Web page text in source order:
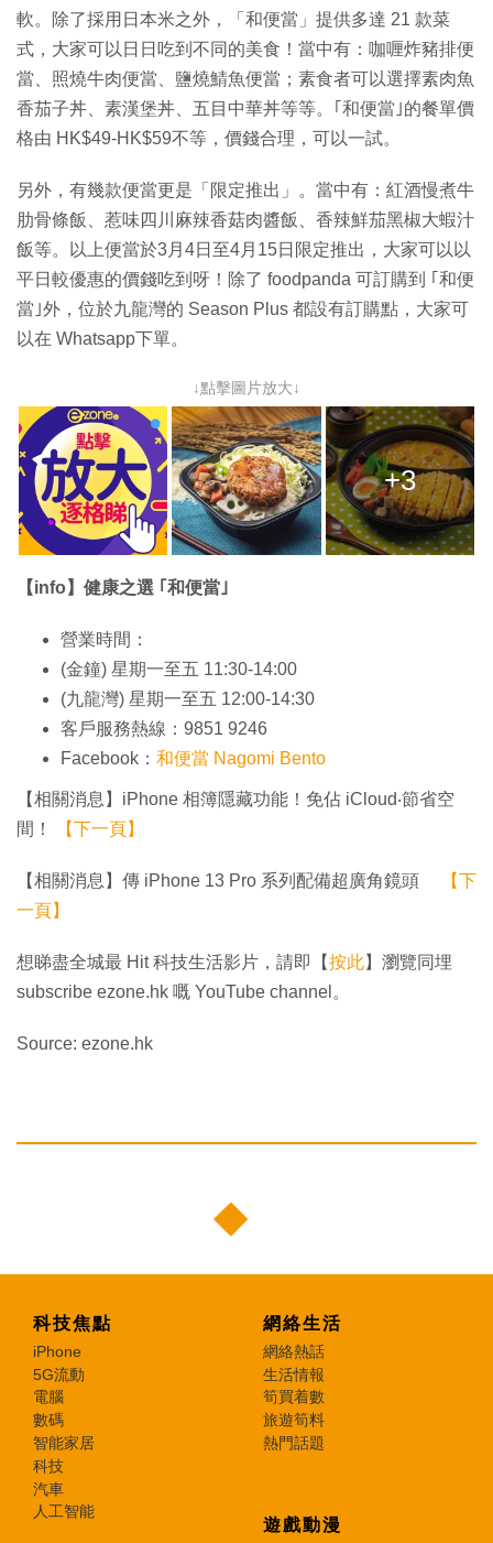
軟。除了採用日本米之外，「和便當」提供多達 21 款菜
式，大家可以日日吃到不同的美食！當中有：咖喱炸豬排便
當、照燒牛肉便當、鹽燒鯖魚便當；素食者可以選擇素肉魚
香茄子丼、素漢堡丼、五目中華丼等等。｢和便當｣的餐單價
格由 HK$49-HK$59不等，價錢合理，可以一試。
另外，有幾款便當更是「限定推出」。當中有：紅酒慢煮牛
肋骨條飯、惹味四川麻辣香菇肉醬飯、香辣鮮茄黑椒大蝦汁
飯等。以上便當於3月4日至4月15日限定推出，大家可以以
平日較優惠的價錢吃到呀！除了 foodpanda 可訂購到 ｢和便
當｣外，位於九龍灣的 Season Plus 都設有訂購點，大家可
以在 Whatsapp下單。
↓點擊圖片放大↓
+3
【info】健康之選 ｢和便當｣
營業時間：
(金鐘) 星期一至五 11:30-14:00
(九龍灣) 星期一至五 12:00-14:30
客戶服務熱線：9851 9246
Facebook： 和便當 Nagomi Bento
【相關消息】iPhone 相簿隱藏功能！免佔 iCloud‧節省空
間！
【下一頁】
【相關消息】傳 iPhone 13 Pro 系列配備超廣角鏡頭
【下
一頁】
想睇盡全城最 Hit 科技生活影片，請即【按此】瀏覽同埋
subscribe ezone.hk 嘅 YouTube channel。
Source: ezone.hk
科技焦點
iPhone
5G流動
電腦
數碼
智能家居
科技
汽車
人工智能
網絡生活
網絡熱話
生活情報
筍買着數
旅遊筍料
熱門話題
遊戲動漫